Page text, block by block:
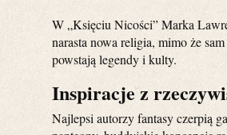
W „Księciu Nicości” Marka
narasta nowa religia, mimo że
powstają legendy i kulty.
Inspiracje z
Najlepsi autorzy fantasy czerpią